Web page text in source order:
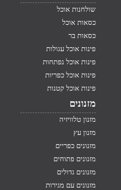
שולחנות אוכל
כסאות אוכל
כסאות בר
פינות אוכל עגולות
פינות אוכל נפתחות
פינות אוכל כפריות
פינות אוכל קטנות
מזנונים
מזנון טלוויזיה
מזנון עץ
מזנונים כפריים
מזנונים פתוחים
מזנונים גדולים
מזנונים עם מגירות